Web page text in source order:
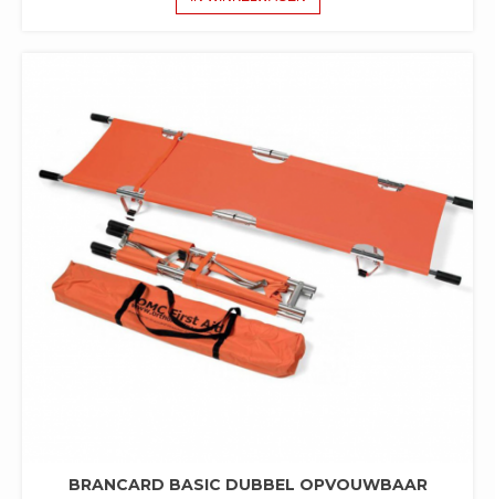
BRANCARD BASIC DUBBEL OPVOUWBAAR